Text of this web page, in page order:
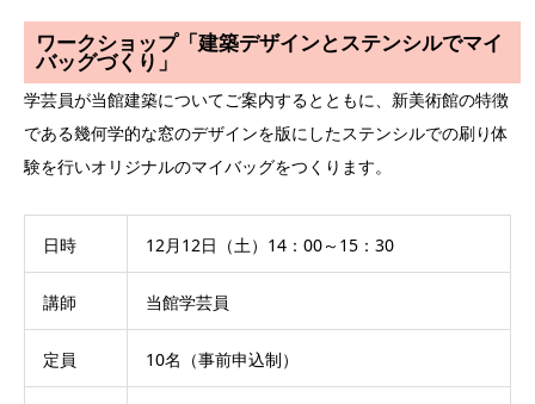
ワークショップ「建築デザインとステンシルでマイ
バッグづくり」
学芸員が当館建築についてご案内するとともに、新美術館の特徴
である幾何学的な窓のデザインを版にしたステンシルでの刷り体
験を行いオリジナルのマイバッグをつくります。
日時 12月12日（土）14：00～15：30
講師 当館学芸員
定員 10名（事前申込制）